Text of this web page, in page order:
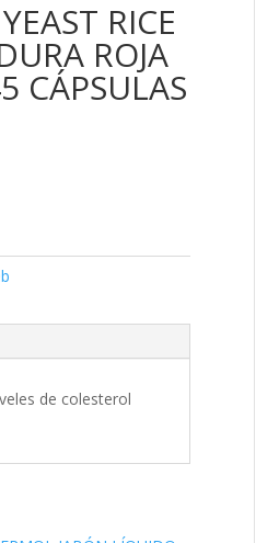
RICE
ROJA
CÁPSULAS
de colesterol